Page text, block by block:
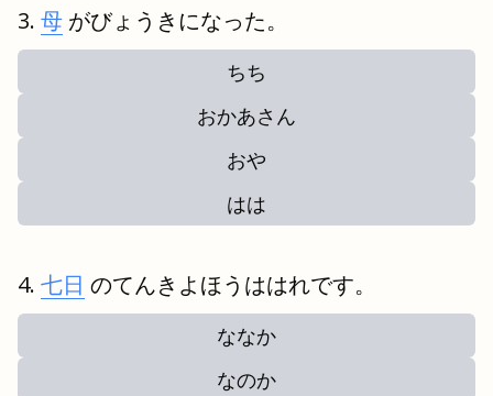
母 がびょうきになった。
ちち
おかあさん
おや
はは
七日 のてんきよほうははれです。
ななか
なのか